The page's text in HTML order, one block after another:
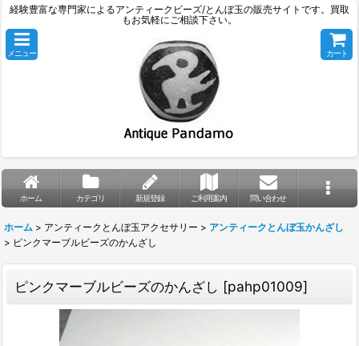
経験豊富な専門家によるアンティークビーズ/とんぼ玉の販売サイトです。買取
もお気軽にご相談下さい。
メニュー カート
ホーム カテゴリ 新規登録 ご利用案内 問い合わせ
ホーム > アンティークとんぼ玉アクセサリー > アンティークとんぼ玉かんざし
> ピンクマーブルビーズのかんざし
ピンクマーブルビーズのかんざし [pahp01009]